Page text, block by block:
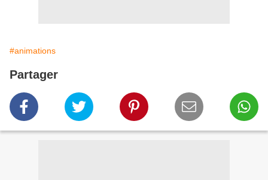
#animations
Partager